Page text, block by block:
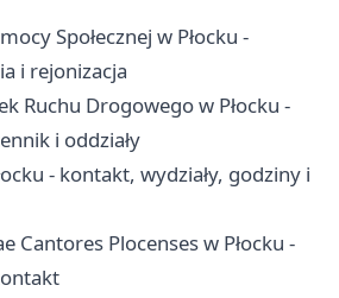
Społecznej w Płocku -
i rejonizacja
Ruchu Drogowego w Płocku -
i oddziały
- kontakt, wydziały, godziny i
Cantores Plocenses w Płocku -